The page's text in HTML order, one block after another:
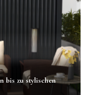
bis zu stylischen